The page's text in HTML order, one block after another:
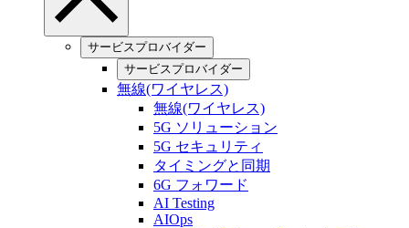
サービスプロバイダー
サービスプロバイダー
無線(ワイヤレス)
無線(ワイヤレス)
5G ソリューション
5G セキュリティ
タイミングと同期
6G フォワード
AI Testing
AIOps